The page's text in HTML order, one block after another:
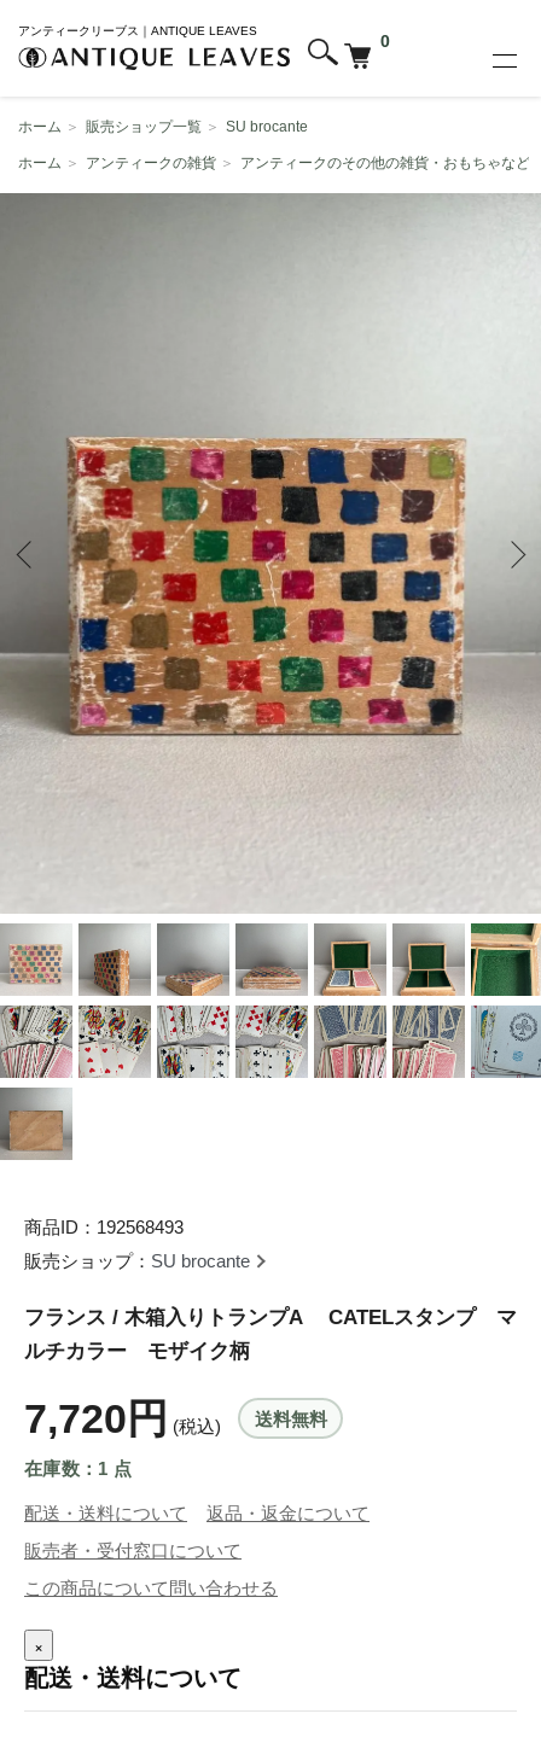
アンティークリーブス｜ANTIQUE LEAVES
0
ホーム ＞ 販売ショップ一覧 ＞ SU brocante
ホーム ＞ アンティークの雑貨 ＞ アンティークのその他の雑貨・おもちゃなど
商品ID：192568493
販売ショップ： SU brocante
フランス / 木箱入りトランプA CATELスタンプ マ
ルチカラー モザイク柄
7,720円 (税込) 送料無料
在庫数：1 点
配送・送料について
返品・返金について
販売者・受付窓口について
この商品について問い合わせる
×
配送・送料について